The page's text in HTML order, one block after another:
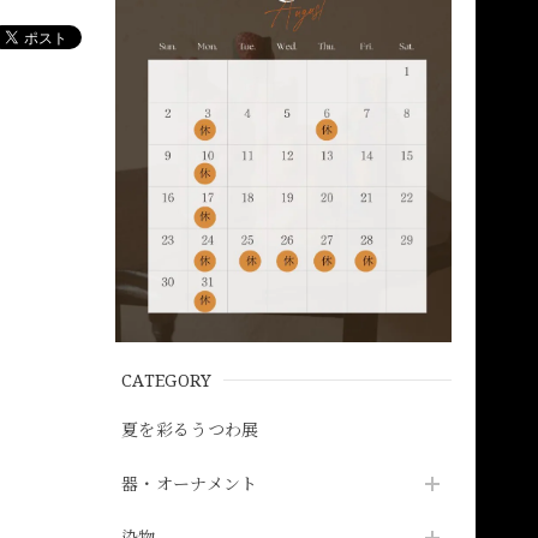
CATEGORY
夏を彩るうつわ展
器・オーナメント